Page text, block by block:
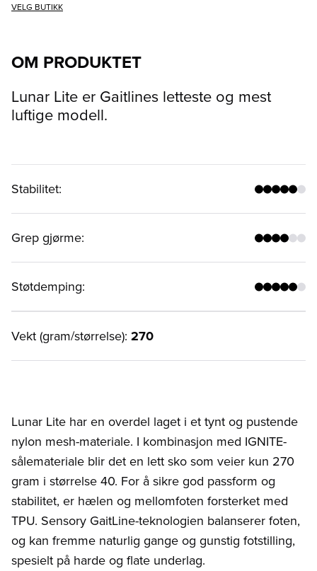
VELG BUTIKK
OM PRODUKTET
Lunar Lite er Gaitlines letteste og mest
luftige modell.
Stabilitet:
Grep gjørme:
Støtdemping:
Vekt (gram/størrelse): 270
Lunar Lite har en overdel laget i et tynt og pustende
nylon mesh-materiale. I kombinasjon med IGNITE-
sålemateriale blir det en lett sko som veier kun 270
gram i størrelse 40. For å sikre god passform og
stabilitet, er hælen og mellomfoten forsterket med
TPU. Sensory GaitLine-teknologien balanserer foten,
og kan fremme naturlig gange og gunstig fotstilling,
spesielt på harde og flate underlag.